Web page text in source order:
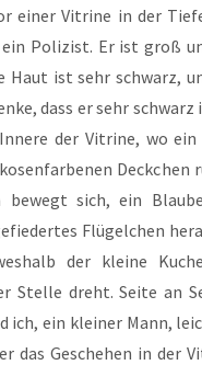
einer Vitri­ne in der
Poli­zist. Er ist groß
Haut ist sehr schwarz,
dass er sehr
der Vitri­ne, wo ein
Deck­chen
bewegt sich, ein
Flü­gel­chen
der klei­ne
Stel­le dreht. Sei­te an
ich, ein klei­ner Mann,
das Gesche­hen in der